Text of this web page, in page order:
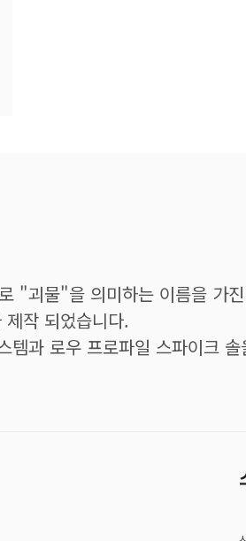
"괴물"을 의미하는 이름을
작 되었습니다.
템과 로우 프로파일 스파이크